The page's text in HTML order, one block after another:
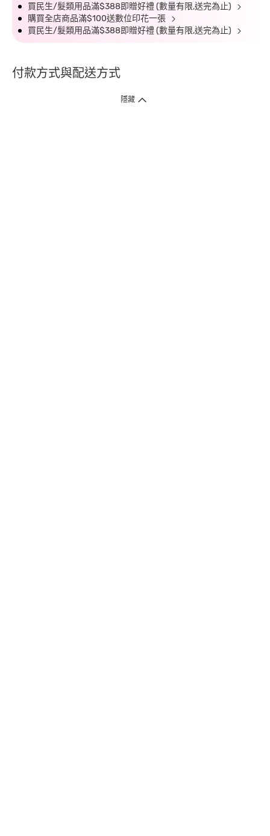
買民生/髮類用品滿$388即贈好禮 (數量有限,送完為止)
購買全店商品滿$100送數位印花一張
買民生/髮類用品滿$388即贈好禮 (數量有限,送完為止)
付款方式與配送方式
隱藏